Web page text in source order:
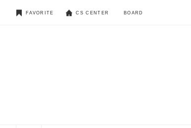
FAVORITE CS CENTER BOARD